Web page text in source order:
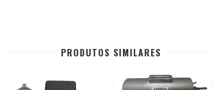
PRODUTOS SIMILARES